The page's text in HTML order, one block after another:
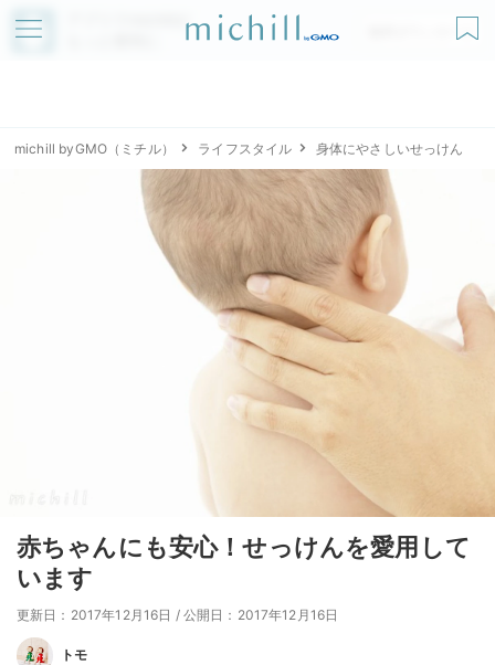
アプリでmichillが
無料ダウンロード
michill byGMO（ミチル） ライフスタイル 身体にやさしいせっけん
赤ちゃんにも安心！せっけんを愛用して
います
更新日：2017年12月16日 / 公開日：2017年12月16日
トモ